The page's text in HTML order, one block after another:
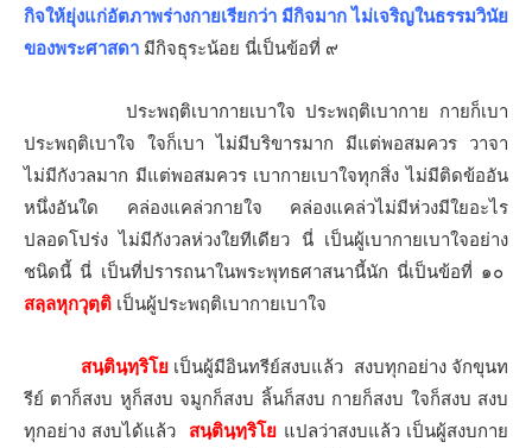
กิจให้ยุ่งแก่อัตภาพร่างกายเรียกว่า มีกิจมาก ไม่เจริญในธรรมวินัย
ของพระศาสดา มีกิจธุระน้อย นี่เป็นข้อที่ ๙
ประพฤติเบากายเบาใจ ประพฤติเบากาย กายก็เบา
ประพฤติเบาใจ ใจก็เบา ไม่มีบริขารมาก มีแต่พอสมควร วาจา
ไม่มีกังวลมาก มีแต่พอสมควร เบากายเบาใจทุกสิ่ง ไม่มีติดข้ออัน
หนึ่งอันใด คล่องแคล่วกายใจ คล่องแคล่วไม่มีห่วงมีใยอะไร
ปลอดโปร่ง ไม่มีกังวลห่วงใยทีเดียว นี่ เป็นผู้เบากายเบาใจอย่าง
ชนิดนี้ นี่ เป็นที่ปรารถนาในพระพุทธศาสนานี้นัก นี่เป็นข้อที่ ๑๐
สลฺลหุกวุตฺติ เป็นผู้ประพฤติเบากายเบาใจ
สนฺตินฺทฺริโย เป็นผู้มีอินทรีย์สงบแล้ว สงบทุกอย่าง จักขุนท
รีย์ ตาก็สงบ หูก็สงบ จมูกก็สงบ ลิ้นก็สงบ กายก็สงบ ใจก็สงบ สงบ
ทุกอย่าง สงบได้แล้ว สนฺตินฺทฺริโย แปลว่าสงบแล้ว เป็นผู้สงบกาย